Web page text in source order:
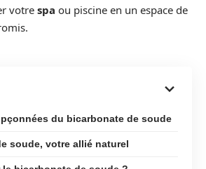
votre spa ou piscine en un espace de
du bicarbonate de soude
soude, votre allié naturel